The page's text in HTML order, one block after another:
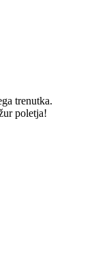
trenutka.
poletja!